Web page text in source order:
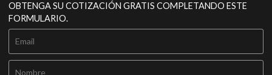
OBTENGA SU COTIZACIÓN GRATIS COMPLETANDO ESTE
FORMULARIO.